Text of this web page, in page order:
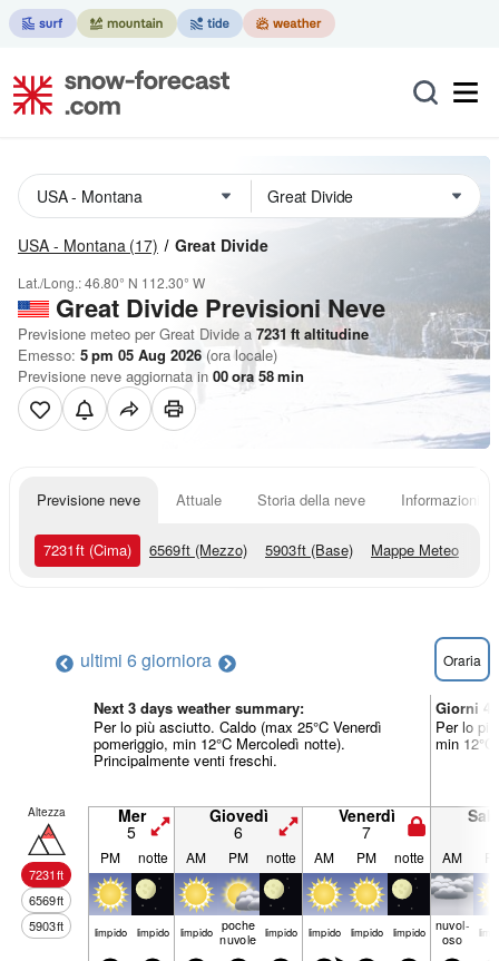
USA - Montana (17) Great Divide
Lat./Long.:46.80° N 112.30° W
Great Divide Previsioni Neve
Previsione meteo per Great Divide a 7231 ft altitudine
Emesso: 5 pm 05 Aug 2026 (ora locale)
Previsione neve aggiornata in 00ora 58min
Previsione neve Attuale Storia della neve Informazioni
7231ft (Cima) 6569ft (Mezzo) 5903ft (Base) Mappe Meteo
ultimi 6 giorniora Oraria
Next 3 days weather summary:
Per lo più asciutto. Caldo (max 25°C Venerdì
pomeriggio, min 12°C Mercoledì notte).
Principalmente venti freschi.
Giorni
Per lo
min
Altezza
7231ft
6569ft
5903ft
Mer
5
Giovedì
6
Venerdì
7
PM notte AM PM notte AM PM notte AM
limp­ido limp­ido limp­ido poche
nuvole limp­ido limp­ido limp­ido limp­ido nuvol-
oso